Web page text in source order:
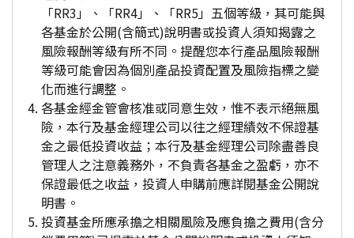
「RR3」、「RR4」、「RR5」五個等級，其可能與
各基金於公開(含簡式)說明書或投資人須知揭露之
風險報酬等級有所不同。提醒您本行產品風險報酬
等級可能會因為個別產品投資配置及風險指標之變
化而進行調整。
各基金經金管會核准或同意生效，惟不表示絕無風
險，本行及基金經理公司以往之經理績效不保證基
金之最低投資收益；本行及基金經理公司除盡善良
管理人之注意義務外，不負責各基金之盈虧，亦不
保證最低之收益，投資人申購前應詳閱基金公開說
明書。
投資基金所應承擔之相關風險及應負擔之費用(含分